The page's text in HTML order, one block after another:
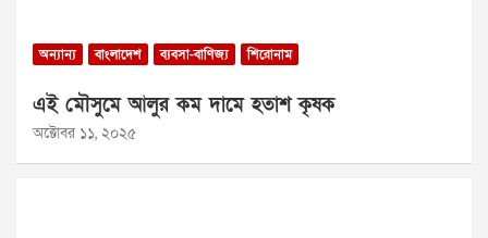
অন্যান্য বাংলাদেশ ব্যবসা-বাণিজ্য শিরোনাম
এই মৌসুমে আলুর কম দামে হতাশ কৃষক
অক্টোবর ১১, ২০২৫